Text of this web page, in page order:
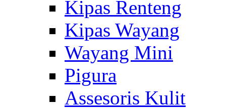
Kipas Renteng
Kipas Wayang
Wayang Mini
Pigura
Assesoris Kulit